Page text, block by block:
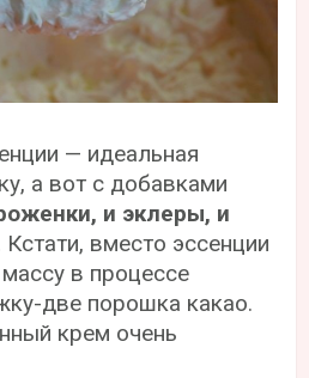
— идеальная
а вот с добавками
и эклеры, и
Кстати, вместо эссенции
в процессе
две порошка какао.
крем очень